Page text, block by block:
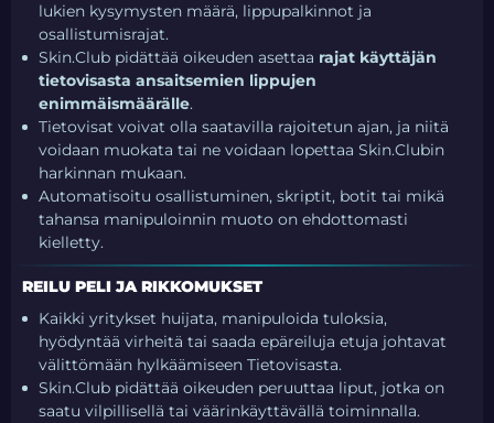
lukien kysymysten määrä, lippupalkinnot ja
osallistumisrajat.
Skin.Club pidättää oikeuden asettaa rajat käyttäjän
tietovisasta ansaitsemien lippujen
enimmäismäärälle.
Tietovisat voivat olla saatavilla rajoitetun ajan, ja niitä
voidaan muokata tai ne voidaan lopettaa Skin.Clubin
harkinnan mukaan.
Automatisoitu osallistuminen, skriptit, botit tai mikä
tahansa manipuloinnin muoto on ehdottomasti
kielletty.
REILU PELI JA RIKKOMUKSET
Kaikki yritykset huijata, manipuloida tuloksia,
hyödyntää virheitä tai saada epäreiluja etuja johtavat
välittömään hylkäämiseen Tietovisasta.
Skin.Club pidättää oikeuden peruuttaa liput, jotka on
saatu vilpillisellä tai väärinkäyttävällä toiminnalla.